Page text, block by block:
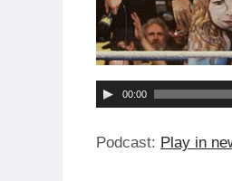
00:00
Podcast: Play in